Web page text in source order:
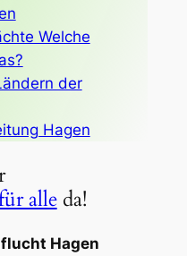
Welche
der
Hagen
alleda!
Hagen